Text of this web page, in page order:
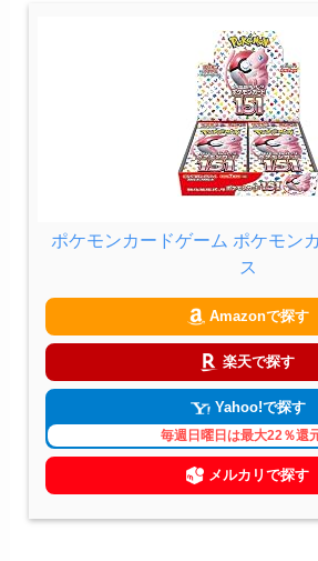
ポケモンカードゲーム ポケモン
ス
Amazonで探す
楽天で探す
Yahoo!で探す
毎週日曜日は最大22％還
メルカリで探す